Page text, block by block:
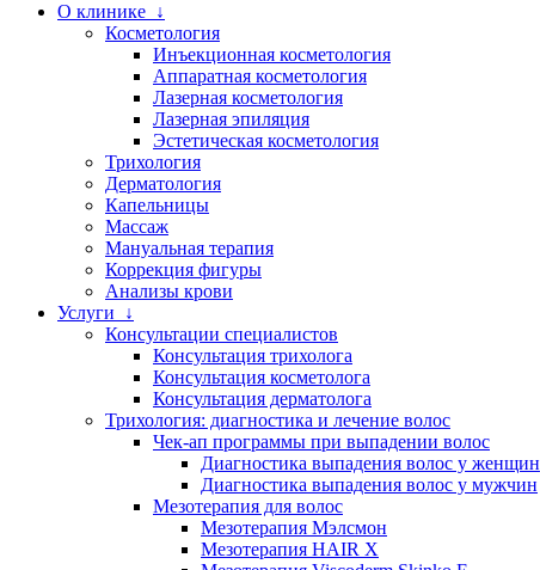
О клинике ↓
Косметология
Инъекционная косметология
Аппаратная косметология
Лазерная косметология
Лазерная эпиляция
Эстетическая косметология
Трихология
Дерматология
Капельницы
Массаж
Мануальная терапия
Коррекция фигуры
Анализы крови
Услуги ↓
Консультации специалистов
Консультация трихолога
Консультация косметолога
Консультация дерматолога
Трихология: диагностика и лечение волос
Чек-ап программы при выпадении волос
Диагностика выпадения волос у женщин
Диагностика выпадения волос у мужчин
Мезотерапия для волос
Мезотерапия Мэлсмон
Мезотерапия HAIR X